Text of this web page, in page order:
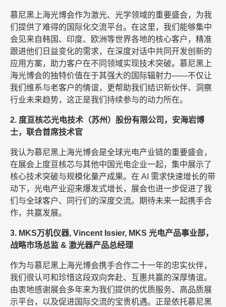
慕尼黑上海光博会作为激光、光学领域的重要盛会，为我
们提供了难得的国际化交流平台。在这里，我们能够集中
会见来自韩国、印度、欧洲等世界各地的核心客户，精准
跟进他们日益变化的需求，在深度对话中共同开发创新的
应用方案，助力客户在不同领域实现技术突破。慕尼黑上
海光博会的独特价值在于其强大的国际辐射力——不仅让
我们维系与老客户的情谊，更帮助我们结识新伙伴、洞察
行业未来趋势，这正是我们持续参与的动力所在。
2. 度亘核芯光电技术（苏州）股份有限公司，安海岩博
士，联合首席技术官
我认为慕尼黑上海光博会是全球光电产业链的重要盛会，
在展会上度亘核芯与其他中国光电企业一起，集中展示了
核心技术突破与规模化量产成果。在 AI 需求快速增长的带
动下，光电产业迎来爆发式增长，展会也进一步促进了我
们与全球客户、同行们的深度交流。期待未来一起携手合
作，共赢发展。
3. MKS万机仪器, Vincent Issier, MKS 光电产品事业部，
战略市场总监 & 激光器产品总经理
作为与慕尼黑上海光博会携手合作二十一年的忠实伙伴，
我们很认可和珍惜这段双向奔赴、互惠共赢的深厚情谊。
由衷地感谢展会多年来为我们提供的优质服务、高品质展
示平台，以及促进国际交流的宝贵机遇。正是依托慕尼黑